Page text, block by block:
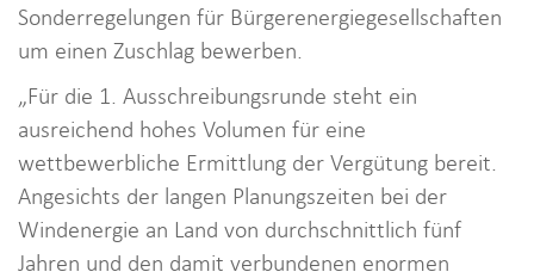
Sonderregelungen für Bürgerenergiegesellschaften
um einen Zuschlag bewerben.
„Für die 1. Ausschreibungsrunde steht ein
ausreichend hohes Volumen für eine
wettbewerbliche Ermittlung der Vergütung bereit.
Angesichts der langen Planungszeiten bei der
Windenergie an Land von durchschnittlich fünf
Jahren und den damit verbundenen enormen